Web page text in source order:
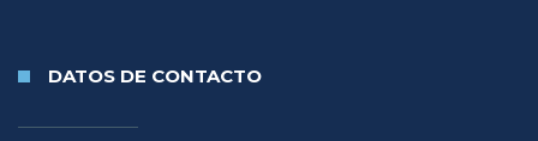
DATOS DE CONTACTO